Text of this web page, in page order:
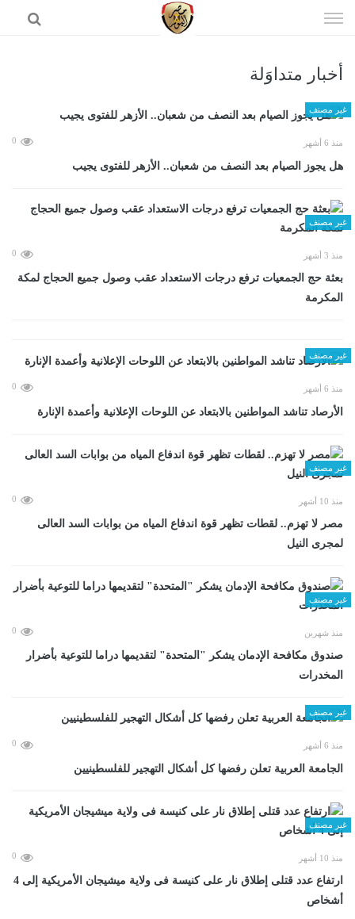
الى
أخبار متداوَلة
غير مصنف
منذ 6 أشهر 0
هل يجوز الصيام بعد النصف من شعبان.. الأزهر للفتوى يجيب
غير مصنف
منذ 3 أشهر 0
بعثة حج الجمعيات ترفع درجات الاستعداد عقب وصول جميع الحجاج لمكة
المكرمة
غير مصنف
منذ 6 أشهر 0
الأرصاد تناشد المواطنين بالابتعاد عن اللوحات الإعلانية وأعمدة الإنارة
غير مصنف
منذ 10 أشهر 0
مصر لا تهزم.. لقطات تظهر قوة اندفاع المياه من بوابات السد العالى
لمجرى النيل
غير مصنف
منذ شهرين 0
صندوق مكافحة الإدمان يشكر "المتحدة" لتقديمها دراما للتوعية بأضرار
المخدرات
غير مصنف
منذ 6 أشهر 0
الجامعة العربية تعلن رفضها كل أشكال التهجير للفلسطينيين
غير مصنف
منذ 10 أشهر 0
ارتفاع عدد قتلى إطلاق نار على كنيسة فى ولاية ميشيجان الأمريكية إلى 4
أشخاص